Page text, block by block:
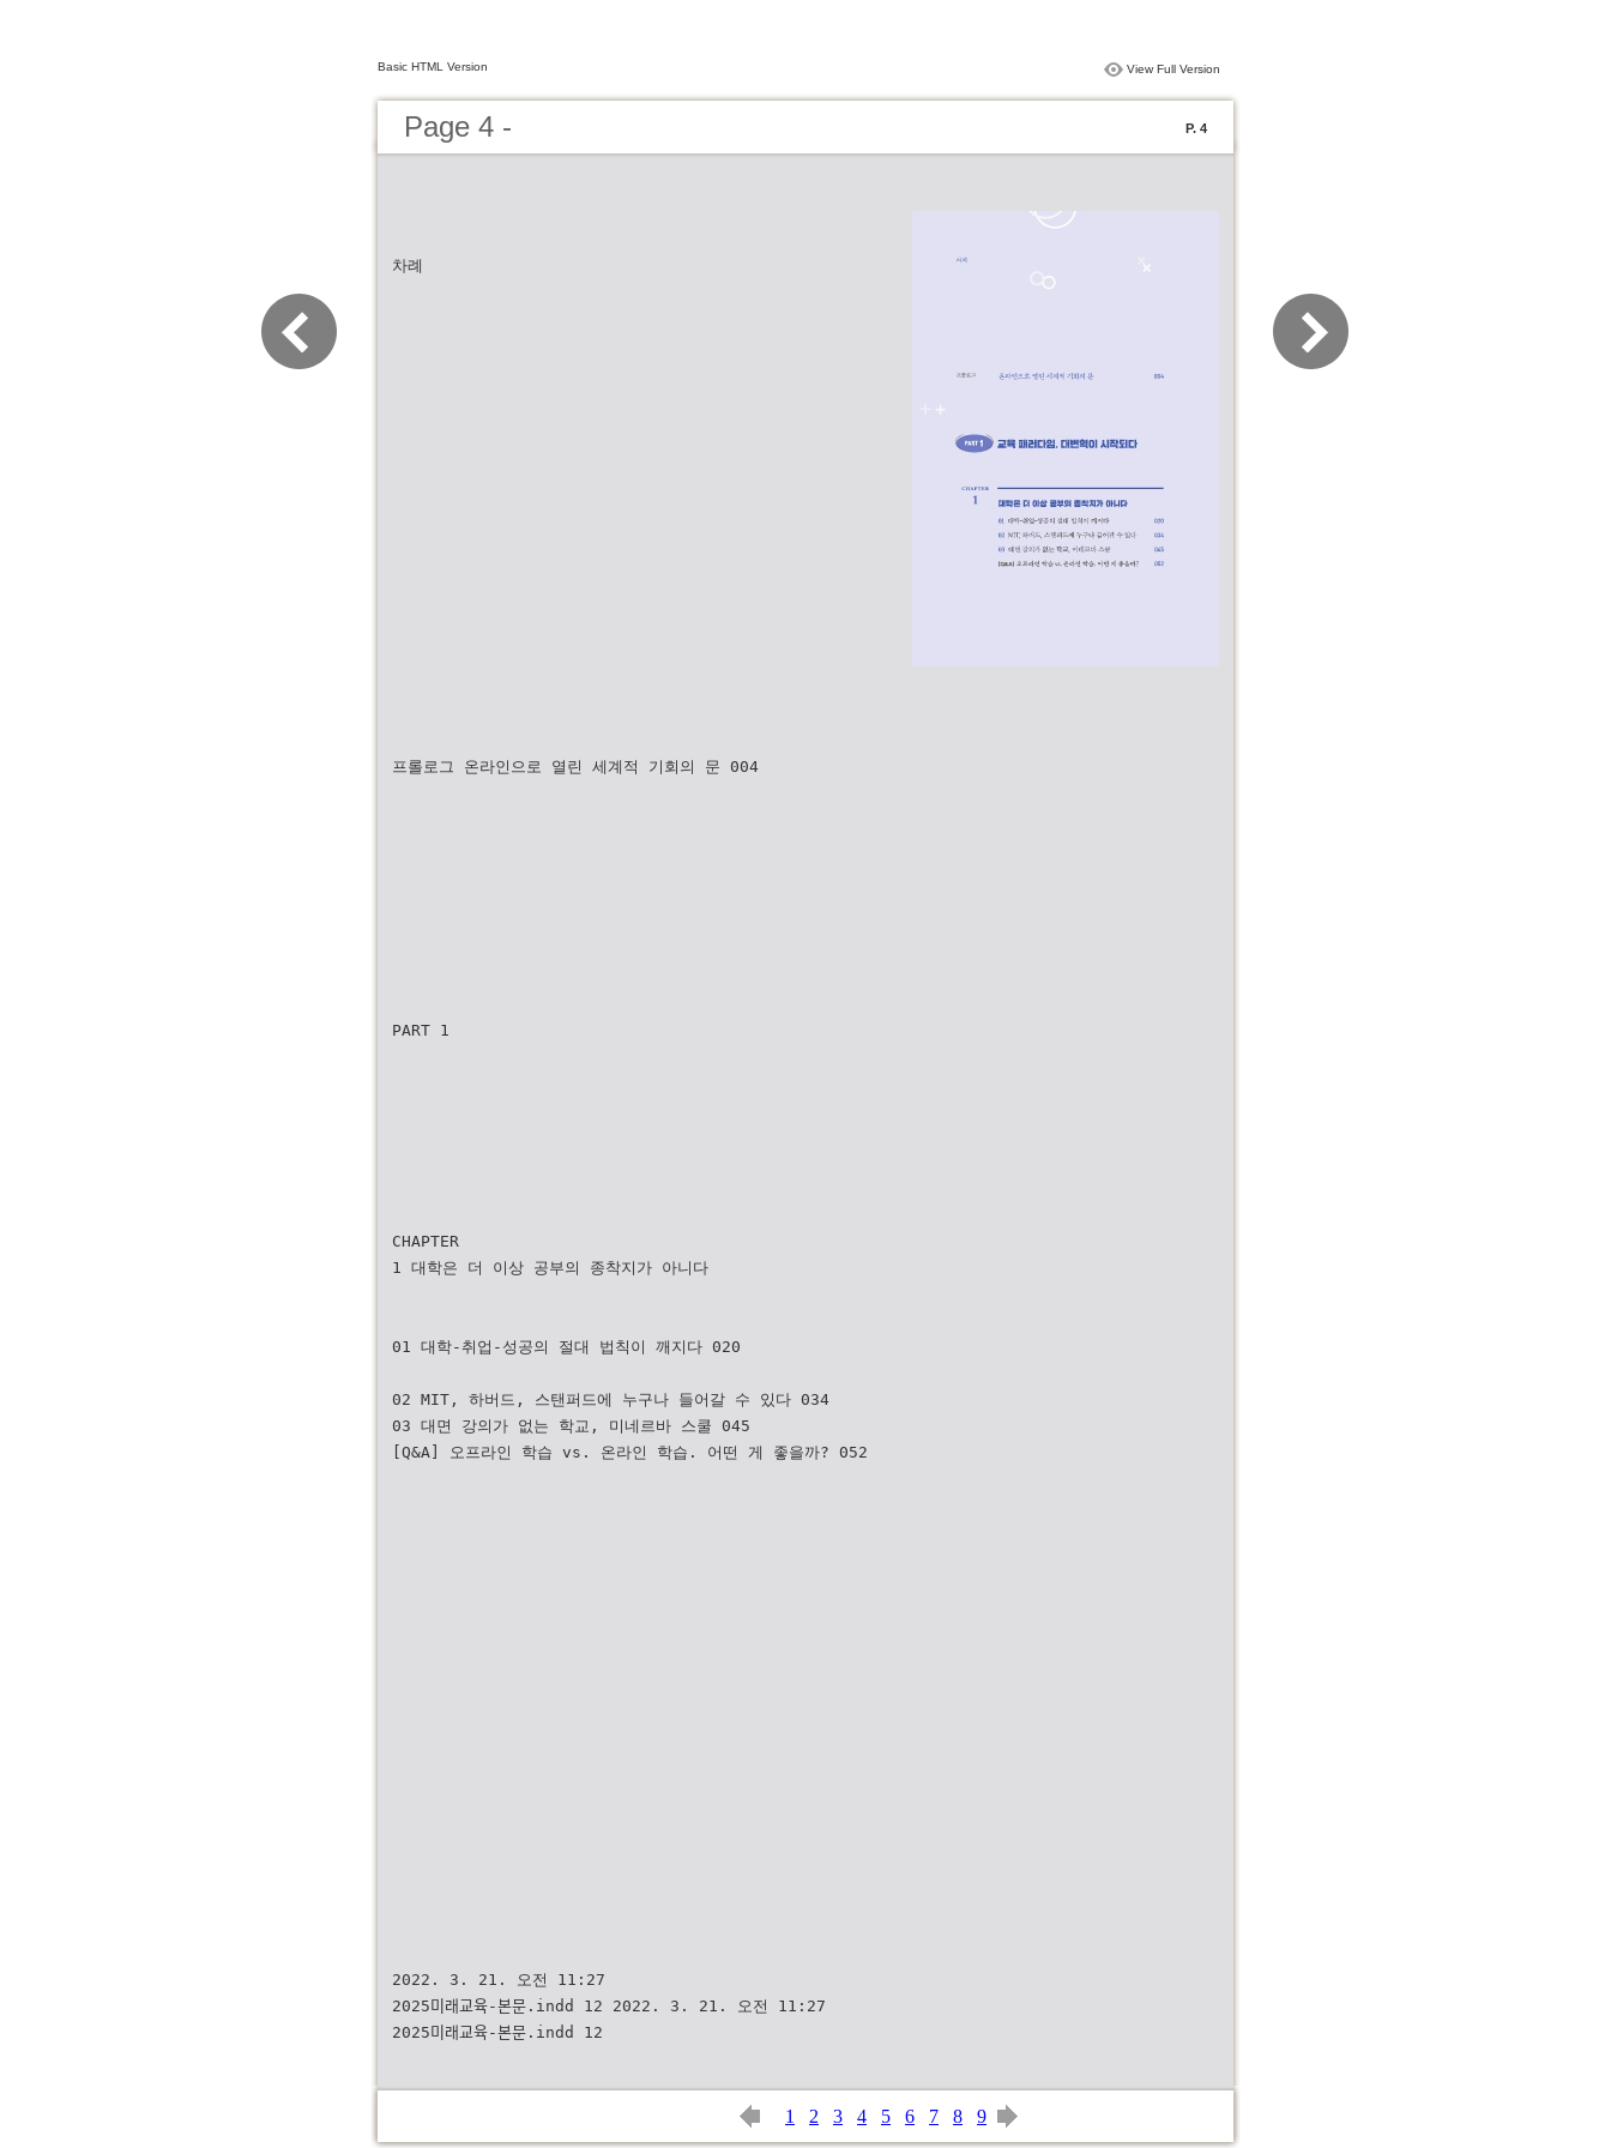
Basic HTML Version View Full Version
Page 4 - P. 4
차례
프롤로그 온라인으로 열린 세계적 기회의 문 004
PART 1
CHAPTER
1 대학은 더 이상 공부의 종착지가 아니다
01 대학-취업-성공의 절대 법칙이 깨지다 020
02 MIT, 하버드, 스탠퍼드에 누구나 들어갈 수 있다 034
03 대면 강의가 없는 학교, 미네르바 스쿨 045
[Q&A] 오프라인 학습 vs. 온라인 학습. 어떤 게 좋을까? 052
2022. 3. 21. 오전 11:27
2025미래교육-본문.indd 12 2022. 3. 21. 오전 11:27
2025미래교육-본문.indd 12
1 2 3 4 5 6 7 8 9